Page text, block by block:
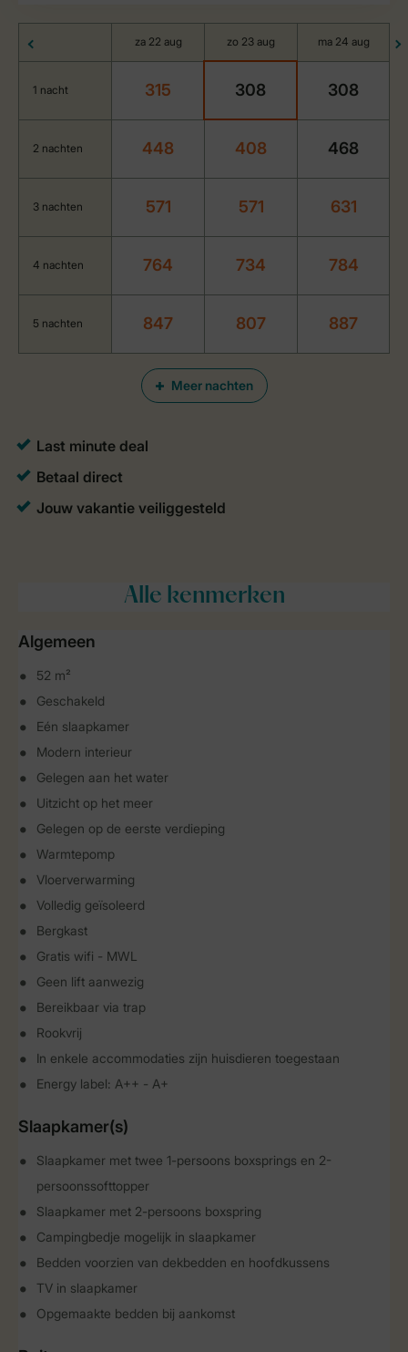
Meer nachten
za 22 aug zo 23 aug ma 24 aug
1 nacht 315 308 308
2 nachten 448 408 468
3 nachten 571 571 631
4 nachten 764 734 784
5 nachten 847 807 887
Alle kenmerken
Algemeen
52 m²
Geschakeld
Eén slaapkamer
Modern interieur
Gelegen aan het water
Uitzicht op het meer
Gelegen op de eerste verdieping
Warmtepomp
Vloerverwarming
Volledig geïsoleerd
Bergkast
Gratis wifi - MWL
Geen lift aanwezig
Bereikbaar via trap
Rookvrij
In enkele accommodaties zijn huisdieren toegestaan
Energy label: A++ - A+
Slaapkamer(s)
Slaapkamer met twee 1-persoons boxsprings en 2-
persoonssofttopper
Slaapkamer met 2-persoons boxspring
Campingbedje mogelijk in slaapkamer
Bedden voorzien van dekbedden en hoofdkussens
TV in slaapkamer
Opgemaakte bedden bij aankomst